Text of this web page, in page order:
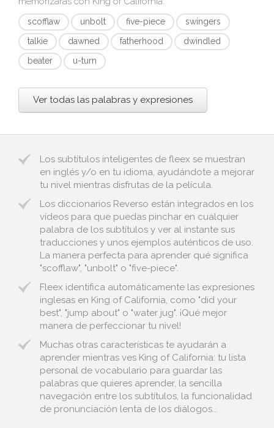
scofflaw unbolt five-piece
swingers
talkie
dawned fatherhood
dwindled
beater
u-turn
Ver todas las palabras y expresiones
Los subtítulos inteligentes de fleex se muestran
en inglés y/o en tu idioma, ayudándote a mejorar
tu nivel mientras disfrutas de la película.
Los diccionarios Reverso están integrados en los
vídeos para que puedas pinchar en cualquier
palabra de los subtítulos y ver al instante sus
traducciones y unos ejemplos auténticos de uso.
La manera perfecta para aprender qué significa
"scofflaw", "unbolt" o "five-piece".
Fleex identifica automáticamente las expresiones
inglesas en King of California, como "did your
best", "jump about" o "water jug". ¡Qué mejor
manera de perfeccionar tu nivel!
Muchas otras características te ayudarán a
aprender mientras ves King of California: tu lista
personal de vocabulario para guardar las
palabras que quieres aprender, la sencilla
navegación entre los subtítulos, la funcionalidad
de pronunciación lenta de los diálogos...